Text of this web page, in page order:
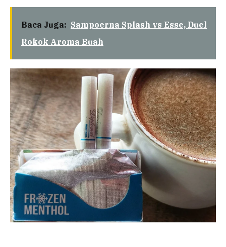
Baca Juga: Sampoerna Splash vs Esse, Duel
Rokok Aroma Buah